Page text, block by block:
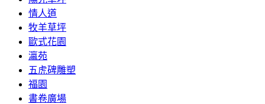
情人道
牧羊草坪
歐式花園
瀛苑
五虎碑雕塑
福園
書卷廣場